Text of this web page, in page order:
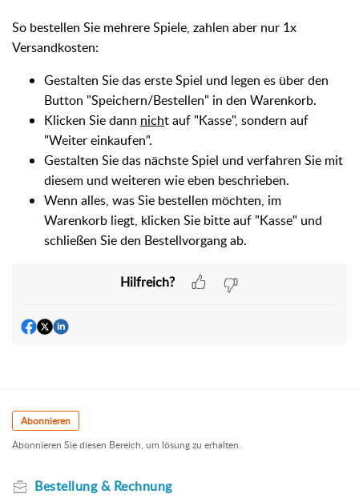
So bestellen Sie mehrere Spiele, zahlen aber nur 1x
Versandkosten:
Gestalten Sie das erste Spiel und legen es über den
Button "Speichern/Bestellen" in den Warenkorb.
Klicken Sie dann nicht auf "Kasse", sondern auf
"Weiter einkaufen".
Gestalten Sie das nächste Spiel und verfahren Sie mit
diesem und weiteren wie eben beschrieben.
Wenn alles, was Sie bestellen möchten, im
Warenkorb liegt, klicken Sie bitte auf "Kasse" und
schließen Sie den Bestellvorgang ab.
Hilfreich?
Abonnieren
Abonnieren Sie diesen Bereich, um lösung zu erhalten.
Bestellung & Rechnung